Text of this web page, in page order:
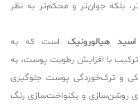
بلکه جوان‌تر و محکم‌تر به نظر
اسید هیالورونیک است که به
با افزایش رطوبت پوست، به
و ترک‌خوردگی پوست جلوگیری
روشن‌سازی و یکنواخت‌سازی رنگ